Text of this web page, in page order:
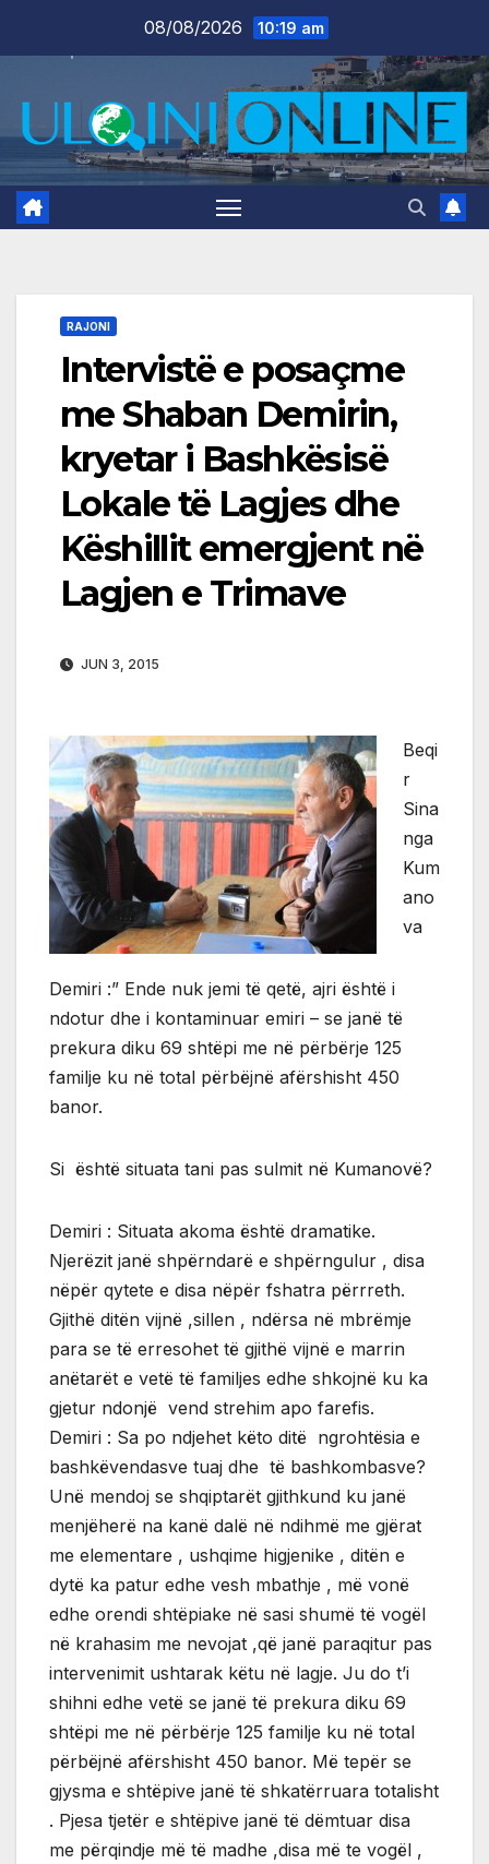
08/08/2026 10:19 am
RAJONI
Intervistë e posaçme
me Shaban Demirin,
kryetar i Bashkësisë
Lokale të Lagjes dhe
Këshillit emergjent në
Lagjen e Trimave
JUN 3, 2015
Beqi
r
Sina
nga
Kum
ano
va
Demiri :” Ende nuk jemi të qetë, ajri është i
ndotur dhe i kontaminuar emiri – se janë të
prekura diku 69 shtëpi me në përbërje 125
familje ku në total përbëjnë afërshisht 450
banor.
Si është situata tani pas sulmit në Kumanovë?
Demiri : Situata akoma është dramatike.
Njerëzit janë shpërndarë e shpërngulur , disa
nëpër qytete e disa nëpër fshatra përrreth.
Gjithë ditën vijnë ,sillen , ndërsa në mbrëmje
para se të erresohet të gjithë vijnë e marrin
anëtarët e vetë të familjes edhe shkojnë ku ka
gjetur ndonjë vend strehim apo farefis.
Demiri : Sa po ndjehet këto ditë ngrohtësia e
bashkëvendasve tuaj dhe të bashkombasve?
Unë mendoj se shqiptarët gjithkund ku janë
menjëherë na kanë dalë në ndihmë me gjërat
me elementare , ushqime higjenike , ditën e
dytë ka patur edhe vesh mbathje , më vonë
edhe orendi shtëpiake në sasi shumë të vogël
në krahasim me nevojat ,që janë paraqitur pas
intervenimit ushtarak këtu në lagje. Ju do t’i
shihni edhe vetë se janë të prekura diku 69
shtëpi me në përbërje 125 familje ku në total
përbëjnë afërshisht 450 banor. Më tepër se
gjysma e shtëpive janë të shkatërruara totalisht
. Pjesa tjetër e shtëpive janë të dëmtuar disa
me përqindje më të madhe ,disa më te vogël ,